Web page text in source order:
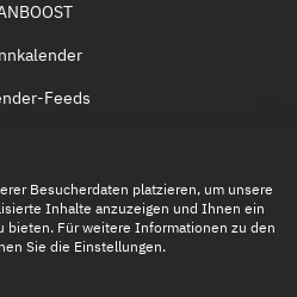
Feeds
Besucherdaten platzieren, um unsere
Inhalte anzuzeigen und Ihnen ein
bieten. Für weitere Informationen zu den
Sie die Einstellungen.